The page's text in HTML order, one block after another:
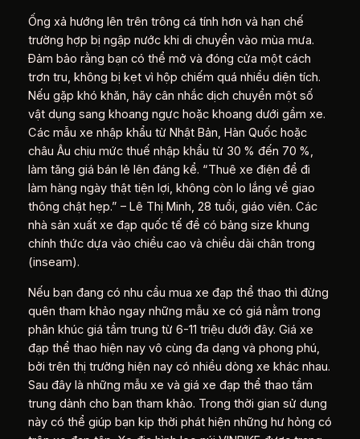
Ống xả hướng lên trên trông cá tính hơn và hạn chế
trường hợp bị ngập nước khi di chuyển vào mùa mưa.
Đảm bảo rằng bạn có thể mở và đóng cửa một cách
trơn tru, không bị kẹt vì hộp chiếm quá nhiều diện tích.
Nếu gặp khó khăn, hãy cân nhắc dịch chuyển một số
vật dụng sang khoang ngực hoặc khoang dưới gầm xe.
Các mẫu xe nhập khẩu từ Nhật Bản, Hàn Quốc hoặc
châu Âu chịu mức thuế nhập khẩu từ 30 % đến 70 %,
làm tăng giá bán lẻ lên đáng kể. “Thuê xe điện để đi
làm hàng ngày thật tiện lợi, không còn lo lắng về giao
thông chật hẹp.” – Lê Thị Minh, 28 tuổi, giáo viên. Các
nhà sản xuất xe đạp quốc tế đề có bảng size khung
chính thức dựa vào chiều cao và chiều dài chân trong
(inseam).
Nếu bạn đang có nhu cầu mua xe đạp thể thao thì đừng
quên tham khảo ngay những mẫu xe có giá nằm trong
phân khúc giá tầm trung từ 6-11 triệu dưới đây. Giá xe
đạp thể thao hiện nay vô cùng đa dạng và phong phú,
bởi trên thị trường hiện nay có nhiều dòng xe khác nhau.
Sau đây là những mẫu xe và giá xe đạp thể thao tầm
trung dành cho bạn tham khảo. Trong thời gian sử dụng
này có thể giúp bạn kịp thời phát hiện những hư hỏng có